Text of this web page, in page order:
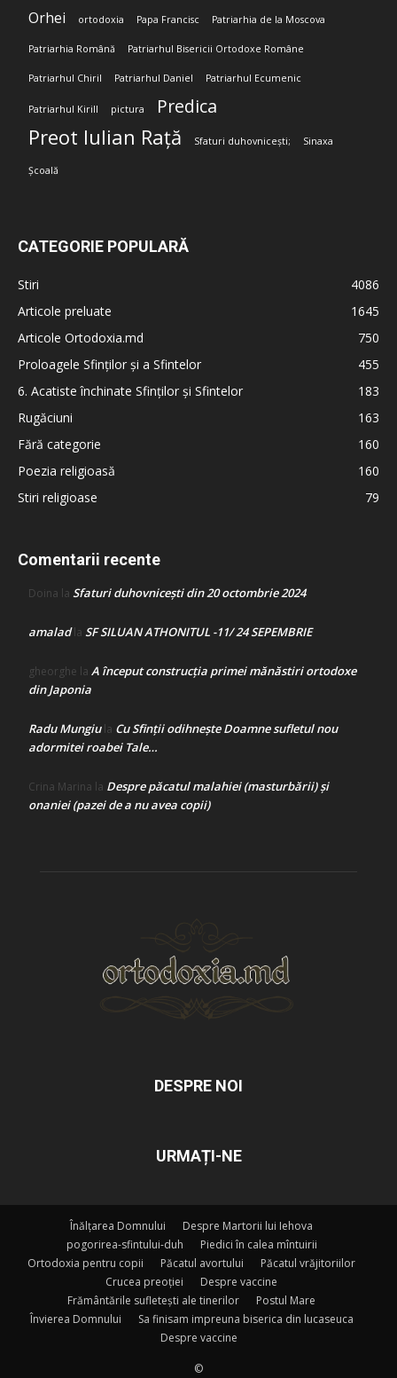
Orhei ortodoxia Papa Francisc Patriarhia de la Moscova
Patriarhia Română Patriarhul Bisericii Ortodoxe Române
Patriarhul Chiril Patriarhul Daniel Patriarhul Ecumenic
Patriarhul Kirill pictura Predica
Preot Iulian Rață Sfaturi duhovnicești; Sinaxa
Școală
CATEGORIE POPULARĂ
Stiri
4086
Articole preluate
1645
Articole Ortodoxia.md
750
Proloagele Sfinților și a Sfintelor
455
6. Acatiste închinate Sfinților și Sfintelor
183
Rugăciuni
163
Fără categorie
160
Poezia religioasă
160
Stiri religioase
79
Comentarii recente
Doina la Sfaturi duhovnicești din 20 octombrie 2024
amaladla SF SILUAN ATHONITUL -11/ 24 SEPEMBRIE
gheorghe la A început construcţia primei mănăstiri ortodoxe
din Japonia
Radu Mungiula Cu Sfinții odihnește Doamne sufletul nou
adormitei roabei Tale…
Crina Marina la Despre păcatul malahiei (masturbării) şi
onaniei (pazei de a nu avea copii)
DESPRE NOI
URMAȚI-NE
Înălțarea Domnului
Despre Martorii lui Iehova
pogorirea-sfintului-duh
Piedici în calea mîntuirii
Ortodoxia pentru copii
Păcatul avortului
Păcatul vrăjitoriilor
Crucea preoției
Despre vaccine
Frământările sufletești ale tinerilor
Postul Mare
Învierea Domnului
Sa finisam impreuna biserica din lucaseuca
Despre vaccine
©